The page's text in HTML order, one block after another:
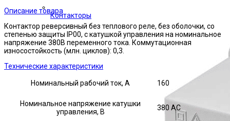
Контакторы
Описание товара
Контактор реверсивный без теплового реле, без оболочки, со
степенью защиты IP00, с катушкой управления на номинальное
напряжение 380В переменного тока. Коммутационная
износостойкость (млн. циклов): 0,3.
Технические характеристики
Номинальный рабочий ток, А 160
Номинальное напряжение катушки
управления, В
380 AC